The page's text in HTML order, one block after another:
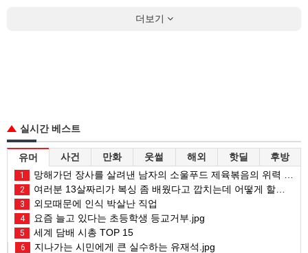
더보기
실시간 베스트
유머 사건 만화 웃썰 해외 핫딜 후방
1 망해가던 장사를 살려낸 남자의 소울푸드 제육볶음의 위력 ㅋㅋ
2 여러분 13살짜리가 복싱 좀 배웠다고 깝치는데 어떻게 할까요?
3 외모때문에 인식 박살난 직업
4 요즘 늘고 있다는 초등학생 등교거부.jpg
5 세계 담배 시총 TOP 15
6 지나가는 시민에게 큰 실수하는 유재석.jpg